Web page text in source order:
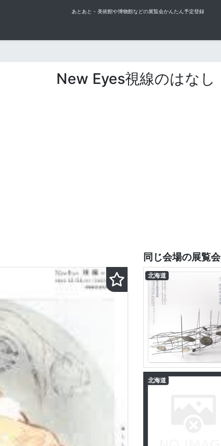
あとあと - 美術館や博物館などの展覧会かんたん予定登録
New Eyes視線のはなし
同じ会場の展覧会
北海道
北海道